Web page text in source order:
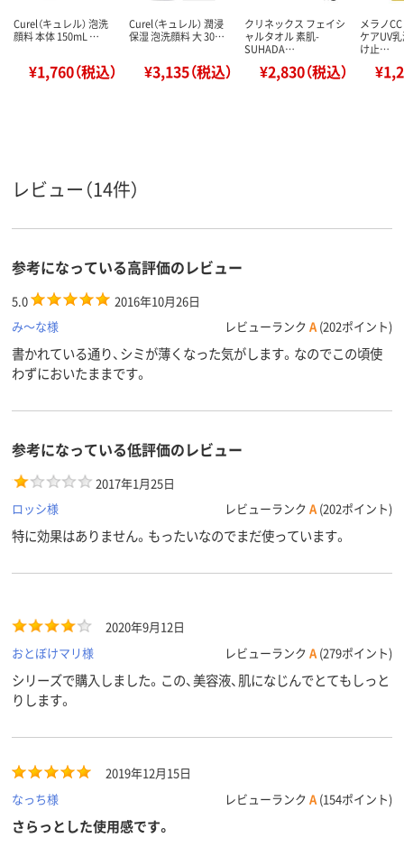
Curel（キュレル） 泡洗
顔料 本体 150mL …
¥1,760（税込）
Curel（キュレル） 潤浸
保湿 泡洗顔料 大 30…
¥3,135（税込）
クリネックス フェイシ
ャルタオル 素肌-
SUHADA…
¥2,830（税込）
メラノ
ケアUV
け止…
レビュー（14件）
参考になっている高評価のレビュー
5.0
2016年10月26日
み～な様
レビューランク A (202ポイント)
書かれている通り、シミが薄くなった気がします。なのでこの頃使
わずにおいたままです。
参考になっている低評価のレビュー
2017年1月25日
ロッシ様
レビューランク A (202ポイント)
特に効果はありません。もったいなのでまだ使っています。
2020年9月12日
おとぼけマリ様
レビューランク A (279ポイント)
シリーズで購入しました。この、美容液、肌になじんでとてもしっと
りします。
2019年12月15日
なっち様
レビューランク A (154ポイント)
さらっとした使用感です。